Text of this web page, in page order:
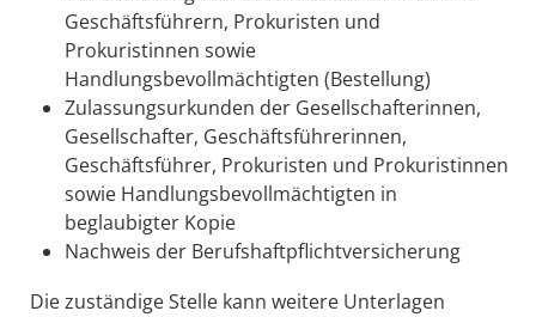
Geschäftsführern, Prokuristen und
Prokuristinnen sowie
Handlungsbevollmächtigten (Bestellung)
Zulassungsurkunden der Gesellschafterinnen,
Gesellschafter, Geschäftsführerinnen,
Geschäftsführer, Prokuristen und Prokuristinnen
sowie Handlungsbevollmächtigten in
beglaubigter Kopie
Nachweis der Berufshaftpflichtversicherung
Die zuständige Stelle kann weitere Unterlagen